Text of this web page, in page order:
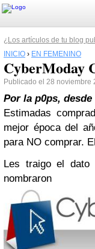
¿Los artículos de tu blog
INICIO › EN FEMENINO
CyberModay
Publicado el 28 noviembre
Por la p0ps, desde
Estimadas
mejor época del
para NO comprar.
Les traigo el